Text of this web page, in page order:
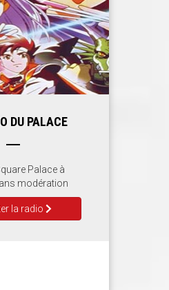
DU PALACE
Palace à
modération
la radio